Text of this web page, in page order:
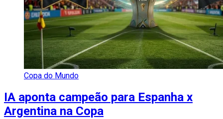
Copa do Mundo
IA aponta campeão para Espanha x
Argentina na Copa